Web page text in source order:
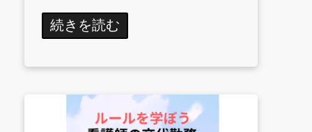
続きを読む